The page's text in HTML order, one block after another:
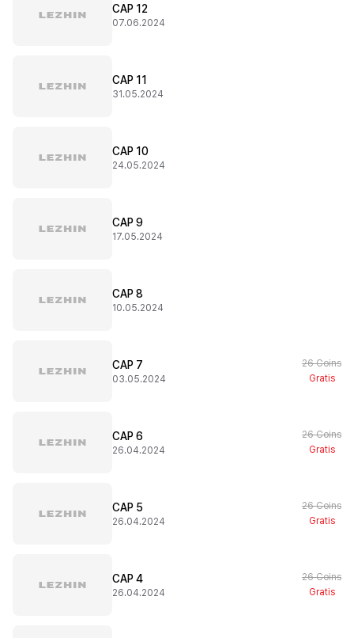
CAP 12
07.06.2024
CAP 11
31.05.2024
CAP 10
24.05.2024
CAP 9
17.05.2024
CAP 8
10.05.2024
CAP 7
03.05.2024
26 Coins
Gratis
CAP 6
26.04.2024
26 Coins
Gratis
CAP 5
26.04.2024
26 Coins
Gratis
CAP 4
26.04.2024
26 Coins
Gratis